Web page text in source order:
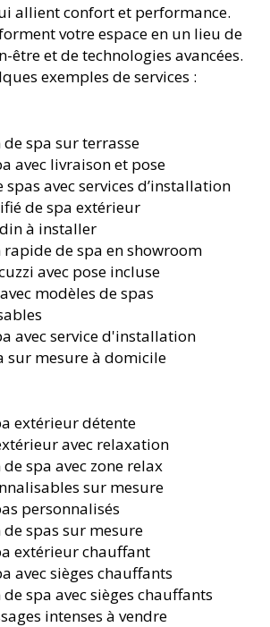
allient confort et performance.
votre espace en un lieu de
être et de technologies avancées.
exemples de services :
spa sur terrasse
avec livraison et pose
spas avec services d’installation
de spa extérieur
à installer
de spa en showroom
avec pose incluse
modèles de spas
avec service d'installation
sur mesure à domicile
extérieur détente
avec relaxation
spa avec zone relax
sur mesure
personnalisés
spas sur mesure
extérieur chauffant
avec sièges chauffants
spa avec sièges chauffants
intenses à vendre